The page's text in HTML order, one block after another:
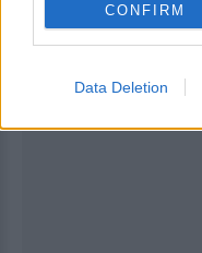
CONFIRM
Data Deletion